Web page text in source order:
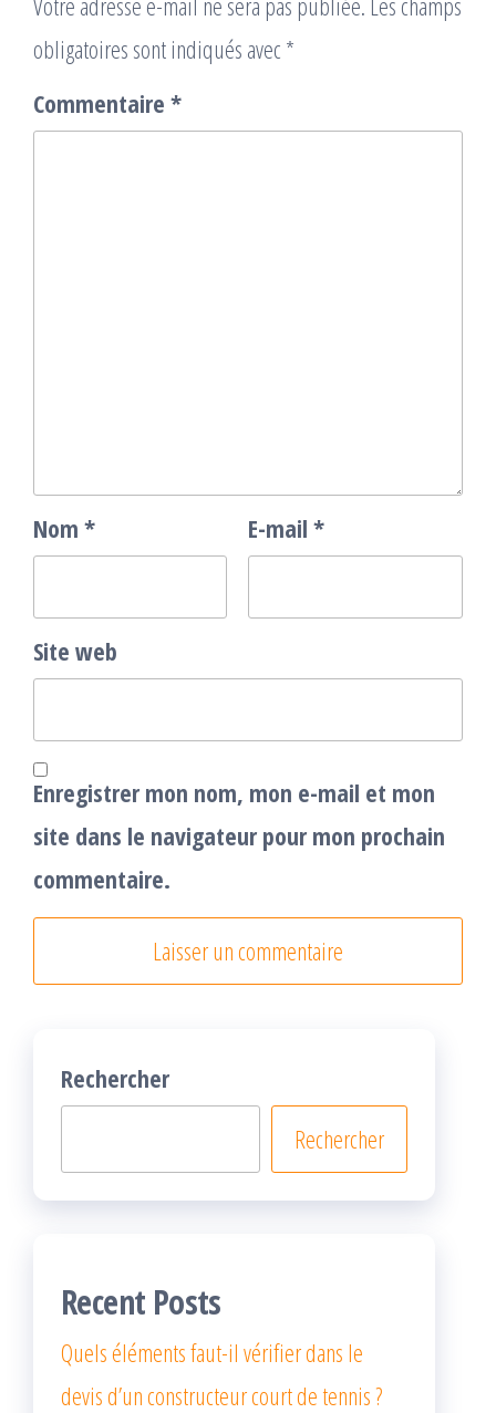
obligatoires sont indiqués avec *
Commentaire *
Nom * E-mail *
Site web
Enregistrer mon nom, mon e-mail et mon
site dans le navigateur pour mon prochain
commentaire.
Rechercher
Rechercher
Recent Posts
Quels éléments faut-il vérifier dans le
devis d’un constructeur court de tennis ?